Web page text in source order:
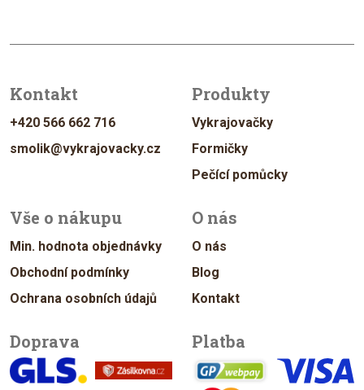
Kontakt
+420 566 662 716
smolik@vykrajovacky.cz
Produkty
Vykrajovačky
Formičky
Pečící pomůcky
Vše o nákupu
Min. hodnota objednávky
Obchodní podmínky
Ochrana osobních údajů
O nás
O nás
Blog
Kontakt
Doprava Platba